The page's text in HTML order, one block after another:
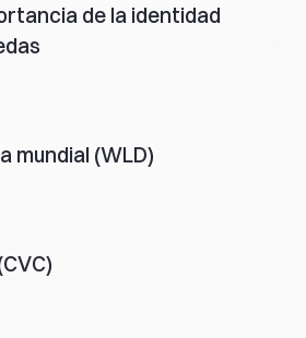
de la identidad
mundial (WLD)